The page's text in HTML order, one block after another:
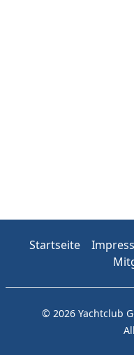
Startseite
© 2026 Yachtclub